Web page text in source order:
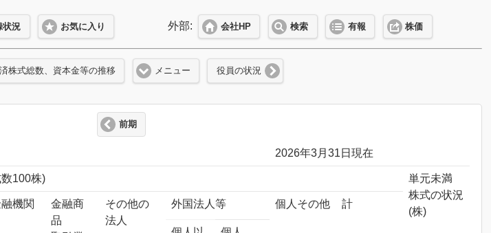
状況 お気に入り 外部: 会社HP 検索 有報 株価
株式総数、資本金等の推移 メニュー 役員の状況
前期
2026年3月31日現在
100株)
単元未満
株式の状況
(株)
機関
金融商
品
その他の
法人
外国法人等 個人その他 計